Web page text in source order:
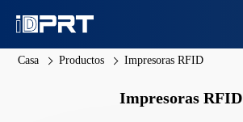
Casa Productos Impresoras RFID
Impresoras RFID